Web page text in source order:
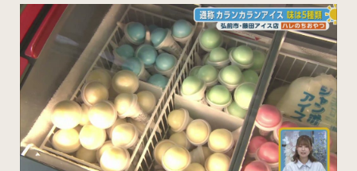
八戸市
すべてのエリアをみる
ホーム
お問い合わせ